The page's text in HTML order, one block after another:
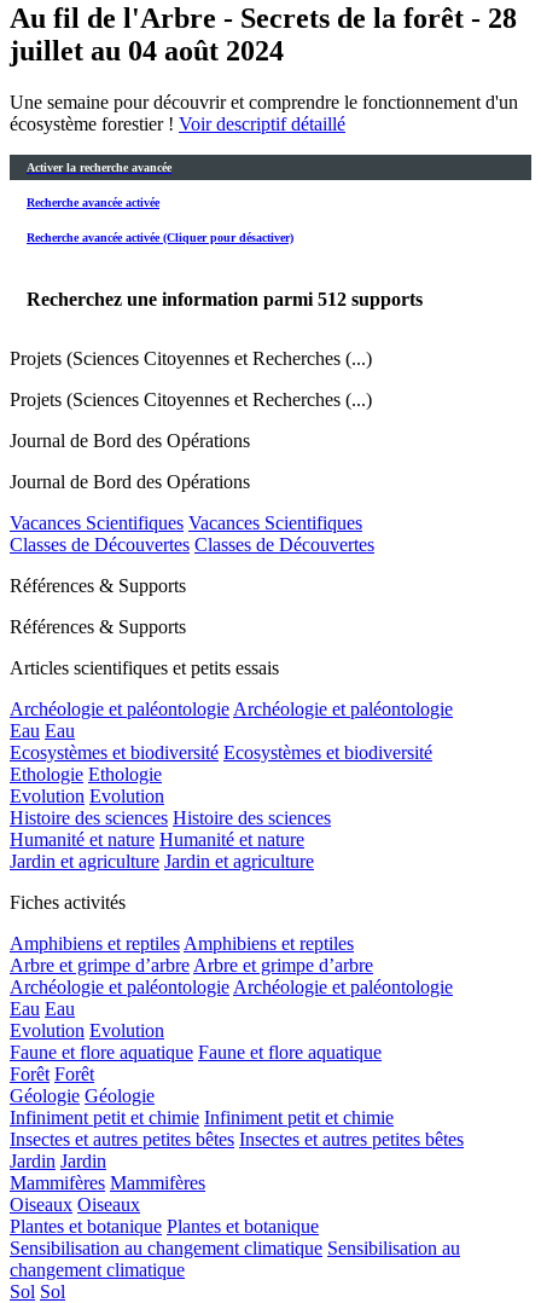
Au fil de l'Arbre - Secrets de la forêt - 28
juillet au 04 août 2024
Une semaine pour découvrir et comprendre le fonctionnement d'un
écosystème forestier ! Voir descriptif détaillé
Activer la recherche avancée
Recherche avancée activée
Recherche avancée activée (Cliquer pour désactiver)
Recherchez une information parmi 512 supports
Projets (Sciences Citoyennes et Recherches (...)
Projets (Sciences Citoyennes et Recherches (...)
Journal de Bord des Opérations
Journal de Bord des Opérations
Vacances Scientifiques Vacances Scientifiques
Classes de Découvertes Classes de Découvertes
Références & Supports
Références & Supports
Articles scientifiques et petits essais
Archéologie et paléontologie Archéologie et paléontologie
Eau Eau
Ecosystèmes et biodiversité Ecosystèmes et biodiversité
Ethologie Ethologie
Evolution Evolution
Histoire des sciences Histoire des sciences
Humanité et nature Humanité et nature
Jardin et agriculture Jardin et agriculture
Fiches activités
Amphibiens et reptiles Amphibiens et reptiles
Arbre et grimpe d’arbre Arbre et grimpe d’arbre
Archéologie et paléontologie Archéologie et paléontologie
Eau Eau
Evolution Evolution
Faune et flore aquatique Faune et flore aquatique
Forêt Forêt
Géologie Géologie
Infiniment petit et chimie Infiniment petit et chimie
Insectes et autres petites bêtes Insectes et autres petites bêtes
Jardin Jardin
Mammifères Mammifères
Oiseaux Oiseaux
Plantes et botanique Plantes et botanique
Sensibilisation au changement climatique Sensibilisation au
changement climatique
Sol Sol